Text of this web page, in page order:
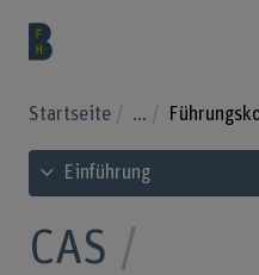
Startseite ...
Inhaltsverzeichnis ansehen
Einführung
CAS